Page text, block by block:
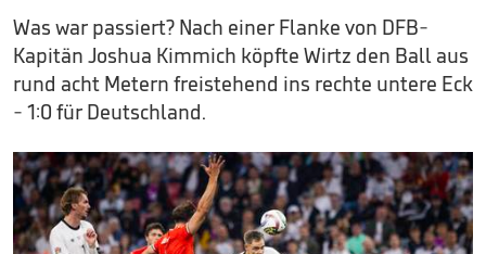
Was war passiert? Nach einer Flanke von DFB-
Kapitän Joshua Kimmich köpfte Wirtz den Ball aus
rund acht Metern freistehend ins rechte untere Eck
- 1:0 für Deutschland.